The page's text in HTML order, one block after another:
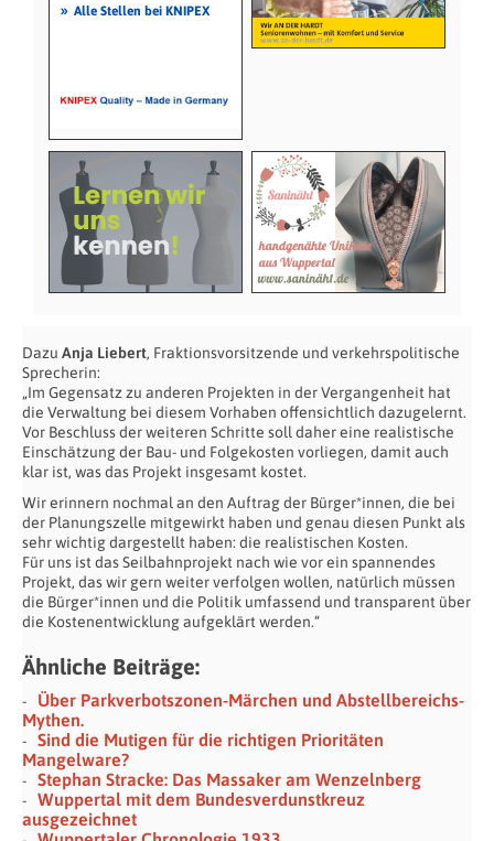
» Alle Stellen bei KNIPEX
Dazu Anja Liebert, Fraktionsvorsitzende und verkehrspolitische
Sprecherin:
„Im Gegensatz zu anderen Projekten in der Vergangenheit hat
die Verwaltung bei diesem Vorhaben offensichtlich dazugelernt.
Vor Beschluss der weiteren Schritte soll daher eine realistische
Einschätzung der Bau- und Folgekosten vorliegen, damit auch
klar ist, was das Projekt insgesamt kostet.
Wir erinnern nochmal an den Auftrag der Bürger*innen, die bei
der Planungszelle mitgewirkt haben und genau diesen Punkt als
sehr wichtig dargestellt haben: die realistischen Kosten.
Für uns ist das Seilbahnprojekt nach wie vor ein spannendes
Projekt, das wir gern weiter verfolgen wollen, natürlich müssen
die Bürger*innen und die Politik umfassend und transparent über
die Kostenentwicklung aufgeklärt werden.“
Ähnliche Beiträge:
Über Parkverbotszonen-Märchen und Abstellbereichs-
Mythen.
Sind die Mutigen für die richtigen Prioritäten
Mangelware?
Stephan Stracke: Das Massaker am Wenzelnberg
Wuppertal mit dem Bundesverdunstkreuz
ausgezeichnet